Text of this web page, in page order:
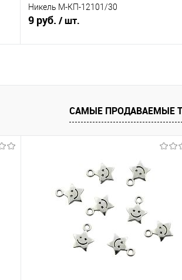
Никель М-КП-12101/30
9 руб. / шт.
САМЫЕ ПРОДАВАЕМЫЕ